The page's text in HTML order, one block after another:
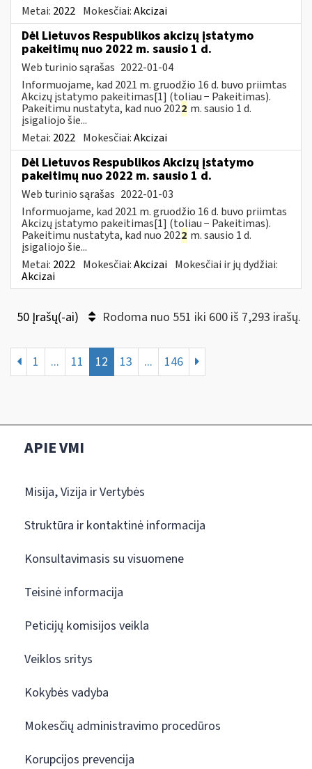
Metai: 2022 Mokesčiai:Akcizai
Dėl Lietuvos Respublikos akcizų įstatymo
pakeitimų nuo 2022 m. sausio 1 d.
Web turinio sąrašas 2022-01-04
Informuojame, kad 2021 m. gruodžio 16 d. buvo priimtas
Akcizų įstatymo pakeitimas[1] (toliau − Pakeitimas).
Pakeitimu nustatyta, kad nuo 2022 m. sausio 1 d.
įsigaliojo šie...
Metai: 2022 Mokesčiai:Akcizai
Dėl Lietuvos Respublikos Akcizų įstatymo
pakeitimų nuo 2022 m. sausio 1 d.
Web turinio sąrašas 2022-01-03
Informuojame, kad 2021 m. gruodžio 16 d. buvo priimtas
Akcizų įstatymo pakeitimas[1] (toliau − Pakeitimas).
Pakeitimu nustatyta, kad nuo 2022 m. sausio 1 d.
įsigaliojo šie...
Metai: 2022 Mokesčiai:Akcizai Mokesčiai ir jų dydžiai:
Akcizai
50 Įrašų(-ai) Rodoma nuo 551 iki 600 iš 7,293 irašų.
1 ... 11 12 13 ... 146
APIE VMI
Misija, Vizija ir Vertybės
Struktūra ir kontaktinė informacija
Konsultavimasis su visuomene
Teisinė informacija
Peticijų komisijos veikla
Veiklos sritys
Kokybės vadyba
Mokesčių administravimo procedūros
Korupcijos prevencija